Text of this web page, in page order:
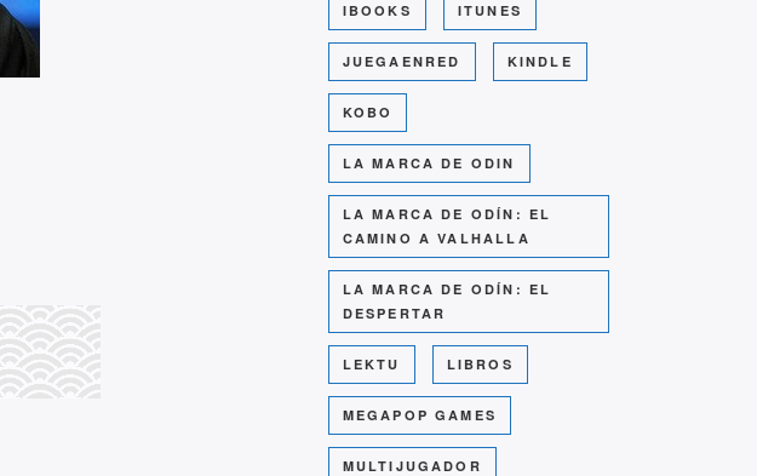
IBOOKS ITUNES
JUEGAENRED KINDLE
KOBO
LA MARCA DE ODIN
LA MARCA DE ODÍN: EL
CAMINO A VALHALLA
LA MARCA DE ODÍN: EL
DESPERTAR
LEKTU LIBROS
MEGAPOP GAMES
MULTIJUGADOR